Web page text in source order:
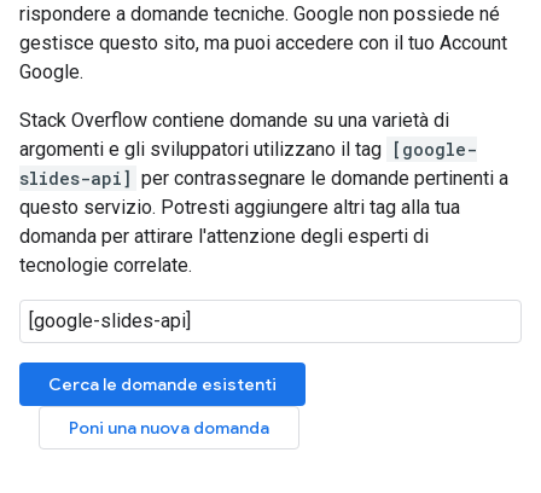
rispondere a domande tecniche. Google non possiede né
gestisce questo sito, ma puoi accedere con il tuo Account
Google.
Stack Overflow contiene domande su una varietà di
argomenti e gli sviluppatori utilizzano il tag [google-
slides-api] per contrassegnare le domande pertinenti a
questo servizio. Potresti aggiungere altri tag alla tua
domanda per attirare l'attenzione degli esperti di
tecnologie correlate.
Cerca le domande esistenti
Poni una nuova domanda